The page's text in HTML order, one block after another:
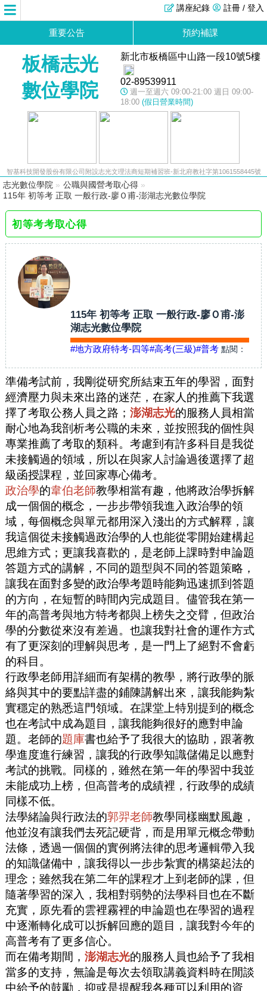
註冊 / 登入
講座紀錄
重要公告 預約補課
板橋志光
數位學院
新北市板橋區中山路一段10號5樓
02-89539911
週一至週六 09:00-21:00 週日 09:00-
18:00 (假日營業時間)
智基科技開發股份有限公司附設志光文理法商短期補習班-新北府教社字第1061558445號
志光數位學院 » 公職與國營考取心得 »
115年 初等考 正取 一般行政-廖Ｏ甫-澎湖志光數位學院
初等考考取心得
115年 初等考 正取 一般行政-廖Ｏ甫-澎
湖志光數位學院
#地方政府特考-四等#高考(三級)#普考 點閱：
準備考試前，我剛從研究所結束五年的學習，面對
經濟壓力與未來出路的迷茫，在家人的推薦下我選
擇了考取公務人員之路； 澎湖志光的服務人員相當
耐心地為我剖析考公職的未來，並按照我的個性與
專業推薦了考取的類科。考慮到有許多科目是我從
未接觸過的領域，所以在與家人討論過後選擇了超
級函授課程，並回家專心備考。
政治學的韋伯老師教學相當有趣，他將政治學拆解
成一個個的概念，一步步帶領我進入政治學的領
域，每個概念與單元都用深入淺出的方式解釋，讓
我這個從未接觸過政治學的人也能從零開始建構起
思維方式；更讓我喜歡的，是老師上課時對申論題
答題方式的講解，不同的題型與不同的答題策略，
讓我在面對多變的政治學考題時能夠迅速抓到答題
的方向，在短暫的時間內完成題目。儘管我在第一
年的高普考與地方特考都與上榜失之交臂，但政治
學的分數從來沒有差過。也讓我對社會的運作方式
有了更深刻的理解與思考，是一門上了絕對不會虧
的科目。
行政學老師用詳細而有架構的教學，將行政學的脈
絡與其中的要點詳盡的鋪陳講解出來，讓我能夠紮
實穩定的熟悉這門領域。在課堂上特別提到的概念
也在考試中成為題目，讓我能夠很好的應對申論
題。老師的題庫書也給予了我很大的協助，跟著教
學進度進行練習，讓我的行政學知識儲備足以應對
考試的挑戰。同樣的，雖然在第一年的學習中我並
未能成功上榜，但高普考的成績裡，行政學的成績
同樣不低。
法學緒論與行政法的郭羿老師教學同樣幽默風趣，
他並沒有讓我們去死記硬背，而是用單元概念帶動
法條，透過一個個的實例將法律的思考邏輯帶入我
的知識儲備中，讓我得以一步步紮實的構築起法的
理念；雖然我在第二年的課程才上到老師的課，但
隨著學習的深入，我相對弱勢的法學科目也在不斷
充實，原先看的雲裡霧裡的申論題也在學習的過程
中逐漸轉化成可以拆解回應的題目，讓我對今年的
高普考有了更多信心。
而在備考期間， 澎湖志光的服務人員也給予了我相
當多的支持，無論是每次去領取講義資料時在閒談
中給予的鼓勵，抑或是提醒我各種可以利用的資